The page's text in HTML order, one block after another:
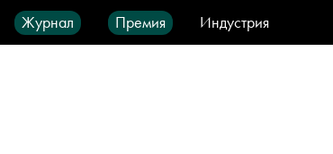
Журнал Премия
Индустрия
Город IT-продукты